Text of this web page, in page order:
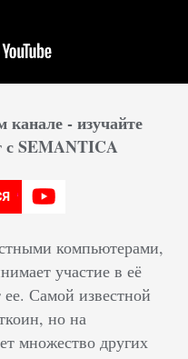
- изучайте
с SEMANTICA
компьютерами,
участие в её
Самой известной
но на
множество других